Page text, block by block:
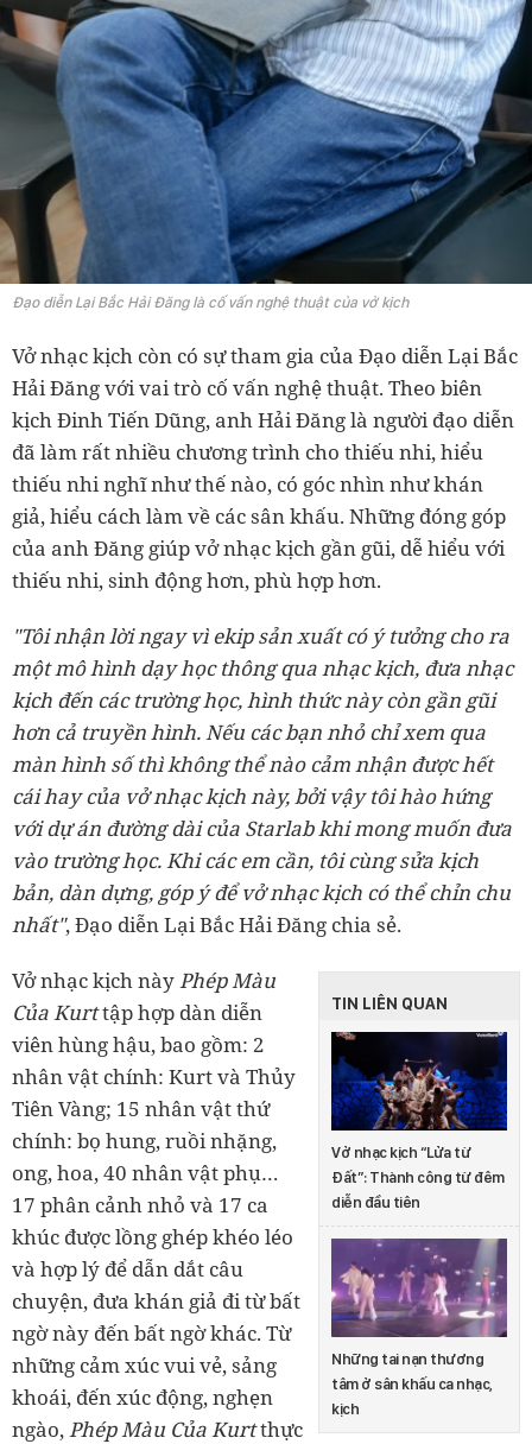
Đạo diễn Lại Bắc Hải Đăng là cố vấn nghệ thuật của vở kịch
Vở nhạc kịch còn có sự tham gia của Đạo diễn Lại Bắc
Hải Đăng với vai trò cố vấn nghệ thuật. Theo biên
kịch Đinh Tiến Dũng, anh Hải Đăng là người đạo diễn
đã làm rất nhiều chương trình cho thiếu nhi, hiểu
thiếu nhi nghĩ như thế nào, có góc nhìn như khán
giả, hiểu cách làm về các sân khấu. Những đóng góp
của anh Đăng giúp vở nhạc kịch gần gũi, dễ hiểu với
thiếu nhi, sinh động hơn, phù hợp hơn.
"Tôi nhận lời ngay vì ekip sản xuất có ý tưởng cho ra
một mô hình dạy học thông qua nhạc kịch, đưa nhạc
kịch đến các trường học, hình thức này còn gần gũi
hơn cả truyền hình. Nếu các bạn nhỏ chỉ xem qua
màn hình số thì không thể nào cảm nhận được hết
cái hay của vở nhạc kịch này, bởi vậy tôi hào hứng
với dự án đường dài của Starlab khi mong muốn đưa
vào trường học. Khi các em cần, tôi cùng sửa kịch
bản, dàn dựng, góp ý để vở nhạc kịch có thể chỉn chu
nhất", Đạo diễn Lại Bắc Hải Đăng chia sẻ.
TIN LIÊN QUAN
Vở nhạc kịch “Lửa từ
Đất”: Thành công từ đêm
diễn đầu tiên
Những tai nạn thương
tâm ở sân khấu ca nhạc,
kịch
Vở nhạc kịch nàyPhép Màu
Của Kurttập hợp dàn diễn
viên hùng hậu, bao gồm: 2
nhân vật chính: Kurt và Thủy
Tiên Vàng; 15 nhân vật thứ
chính: bọ hung, ruồi nhặng,
ong, hoa, 40 nhân vật phụ…
17 phân cảnh nhỏ và 17 ca
khúc được lồng ghép khéo léo
và hợp lý để dẫn dắt câu
chuyện, đưa khán giả đi từ bất
ngờ này đến bất ngờ khác. Từ
những cảm xúc vui vẻ, sảng
khoái, đến xúc động, nghẹn
ngào,Phép Màu Của Kurtthực